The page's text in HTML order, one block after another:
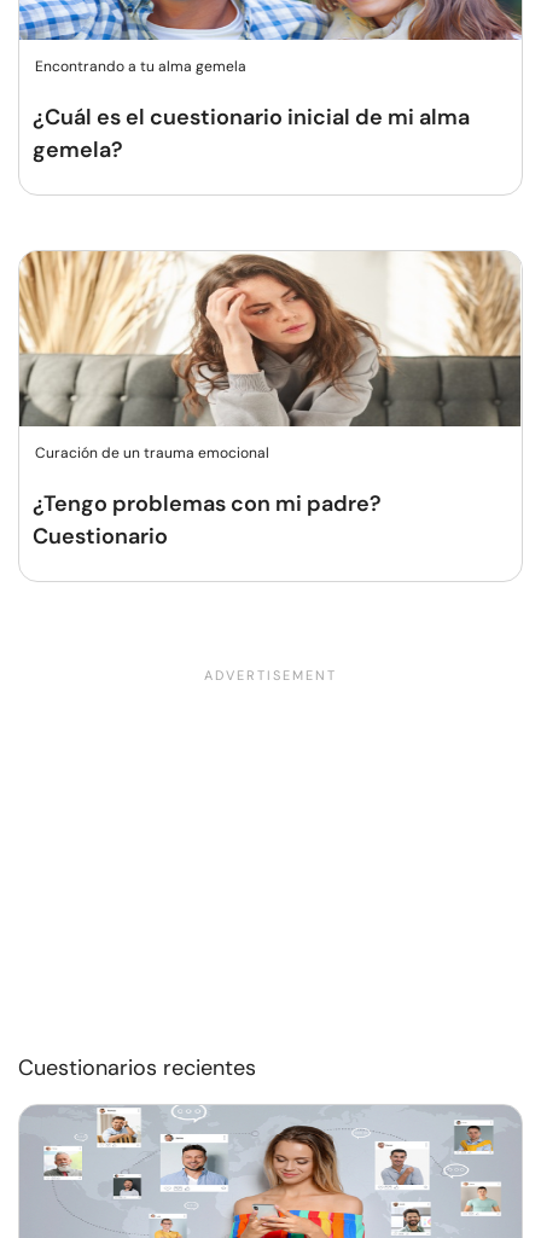
Encontrando a tu alma gemela
¿Cuál es el cuestionario inicial de mi alma
gemela?
Curación de un trauma emocional
¿Tengo problemas con mi padre?
Cuestionario
Cuestionarios recientes